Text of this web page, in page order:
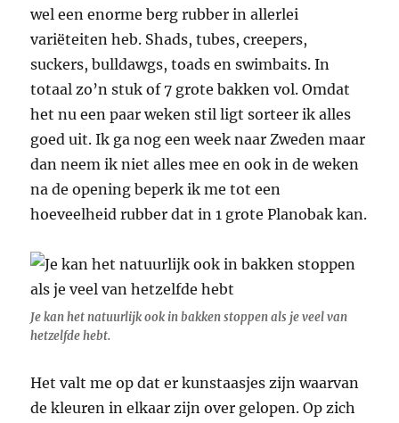
wel een enorme berg rubber in allerlei
variëteiten heb. Shads, tubes, creepers,
suckers, bulldawgs, toads en swimbaits. In
totaal zo’n stuk of 7 grote bakken vol. Omdat
het nu een paar weken stil ligt sorteer ik alles
goed uit. Ik ga nog een week naar Zweden maar
dan neem ik niet alles mee en ook in de weken
na de opening beperk ik me tot een
hoeveelheid rubber dat in 1 grote Planobak kan.
Je kan het natuurlijk ook in bakken stoppen als je veel van
hetzelfde hebt.
Het valt me op dat er kunstaasjes zijn waarvan
de kleuren in elkaar zijn over gelopen. Op zich